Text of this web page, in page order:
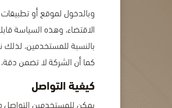
وبالدخول لموقع أو
الاقتضاء، وهذه السياسة
بالنسبة للمستخدمين،
كما أن الشركة لا تضمن
كيفية التواصل
يمكن للمستخدمين التواصل